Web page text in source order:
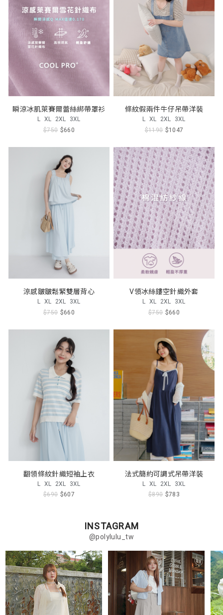
瞬涼冰肌萊賽爾蕾絲綁帶罩衫
L XL 2XL 3XL
$750 $660
條紋假兩件牛仔吊帶洋裝
L XL 2XL 3XL
$1190 $1047
涼感皺皺鬆緊雙層背心
L XL 2XL 3XL
$750 $660
V領冰絲鏤空針織外套
L XL 2XL 3XL
$750 $660
翻領條紋針織短袖上衣
L XL 2XL 3XL
$690 $607
法式簡約可調式吊帶洋裝
L XL 2XL 3XL
$890 $783
INSTAGRAM
@polylulu_tw